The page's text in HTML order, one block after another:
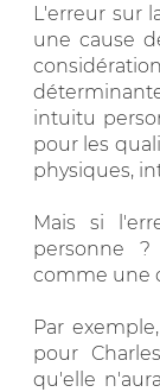
L'erreur sur
une cause
intuitu
pour les
physiques,
Mais si
personne ?
comme une
Par
pour
qu'elle